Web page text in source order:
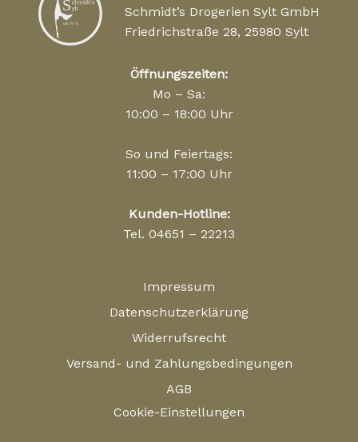
Schmidt’s Drogerien Sylt GmbH
Friedrichstraße 28, 25980 Sylt
Öffnungszeiten:
Mo – Sa:
10:00 – 18:00 Uhr
So und Feiertags:
11:00 – 17:00 Uhr
Kunden-Hotline:
Tel. 04651 – 22213
Impressum
Datenschutzerklärung
Widerrufsrecht
Versand- und Zahlungsbedingungen
AGB
Cookie-Einstellungen